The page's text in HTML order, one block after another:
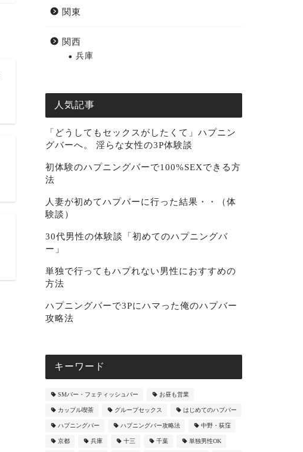
関東
関西
兵庫
人気記事
「どうしてもセックスがしたくて」ハプニン
グバーへ。 淫らな女性の3P体験談
初体験のハプニングバーで100%SEXできる方
法
人妻が初めてハプバーに行った結果・・（体
験談）
30代男性の体験談「初めてのハプニングバ
ー」
単独で行ってもハプれない男性におすすめの
方法
ハプニングバーで3Pにハマった俺のハプバー
攻略法
キーワード
SMバー・フェティッシュバー お昼も営業
カップル喫茶 グループセックス はじめてのハプバー
ハプニングバー ハプニングバー攻略法 中野・荻窪
京都 兵庫 十三 千葉 単独男性OK